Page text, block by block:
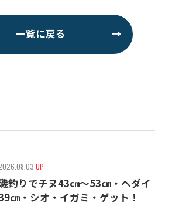
一覧に戻る →
UP
釣りでチヌ43㎝〜53㎝・ヘダイ
㎝・シオ・イガミ・ゲット！